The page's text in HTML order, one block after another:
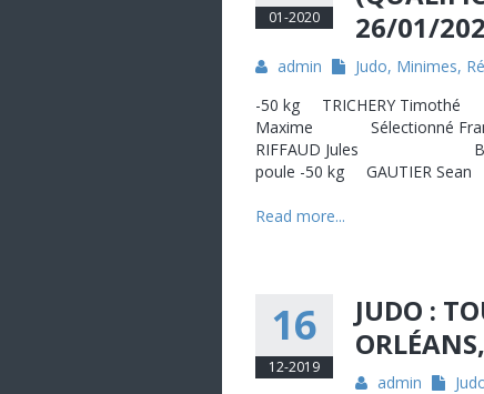
01-2020
26/01/
admin Judo, Minimes,
-50 kg TRICHERY
Maxime Sélectionné
RIFFAUD Jules
poule -50 kg
Read more...
16
12-2019
JUDO :
admin